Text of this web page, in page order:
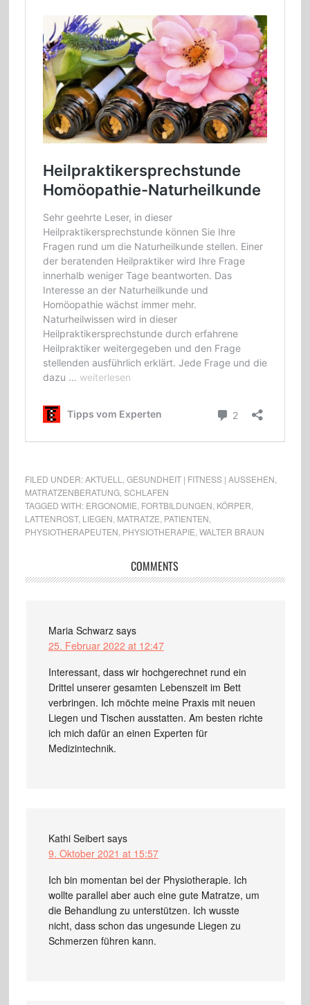
FILED UNDER:AKTUELL GESUNDHEIT | FITNESS | AUSSEHEN
MATRATZENBERATUNG, SCHLAFEN
TAGGED WITH: ERGONOMIE FORTBILDUNGEN KÖRPER
LATTENROST, LIEGEN MATRATZE PATIENTEN
PHYSIOTHERAPEUTEN PHYSIOTHERAPIE WALTER BRAUN
COMMENTS
Maria Schwarz says
25. Februar 2022 at 12:47
Interessant, dass wir hochgerechnet rund ein
Drittel unserer gesamten Lebenszeit im Bett
verbringen. Ich möchte meine Praxis mit neuen
Liegen und Tischen ausstatten. Am besten richte
ich mich dafür an einen Experten für
Medizintechnik.
Kathi Seibert says
9. Oktober 2021 at 15:57
Ich bin momentan bei der Physiotherapie. Ich
wollte parallel aber auch eine gute Matratze, um
die Behandlung zu unterstützen. Ich wusste
nicht, dass schon das ungesunde Liegen zu
Schmerzen führen kann.